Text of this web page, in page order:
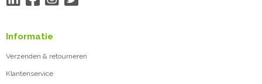
Informatie
Verzenden & retourneren
Klantenservice